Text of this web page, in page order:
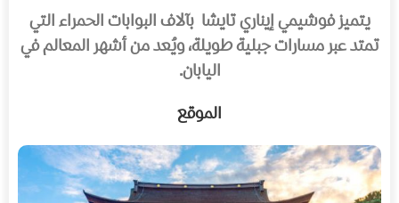
يتميز فوشيمي إيناري تايشا بآلاف البوابات الحمراء التي
تمتد عبر مسارات جبلية طويلة، ويُعد من أشهر المعالم في
اليابان.
الموقع